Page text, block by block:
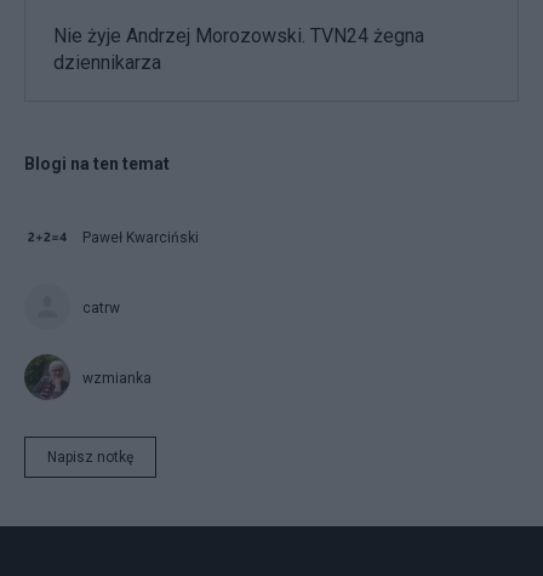
Nie żyje Andrzej Morozowski. TVN24 żegna
dziennikarza
Blogi na ten temat
Paweł Kwarciński
catrw
wzmianka
Napisz notkę